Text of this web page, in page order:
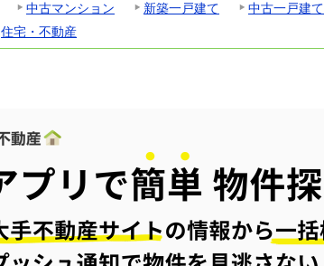
中古マンション 新築一戸建て 中古一戸建て
住宅・不動産